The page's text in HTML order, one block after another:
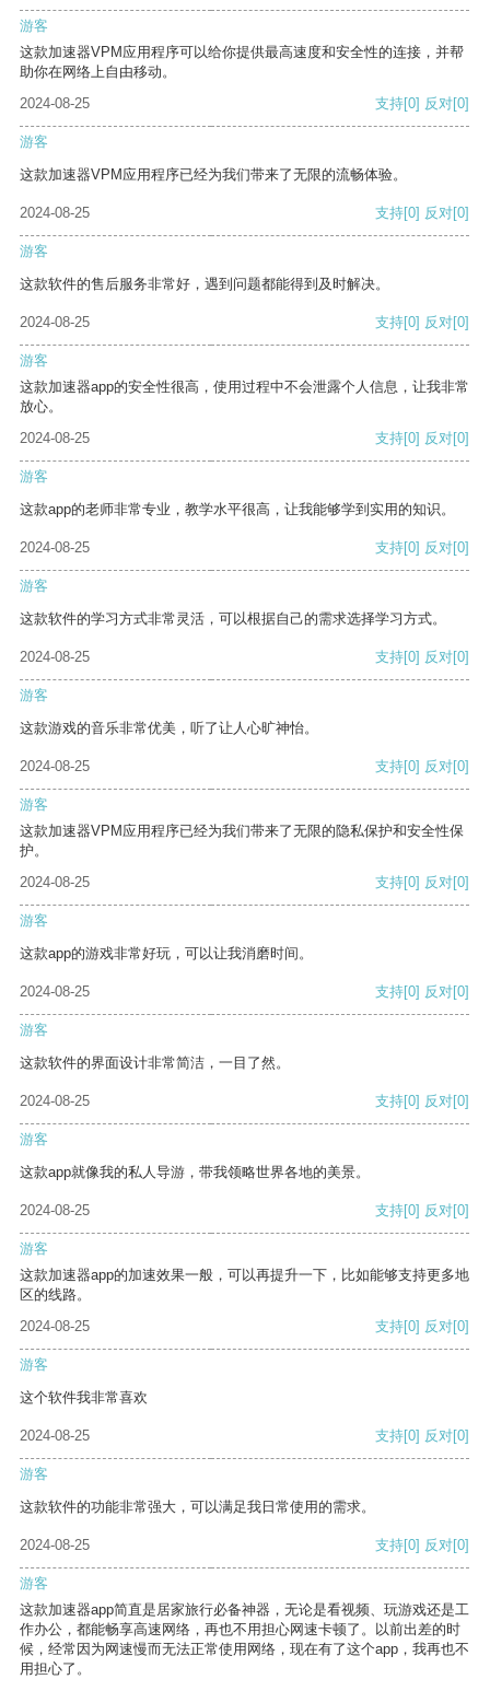
游客
这款加速器VPM应用程序可以给你提供最高速度和安全性的连接，并帮
助你在网络上自由移动。
2024-08-25
支持[0] 反对[0]
游客
这款加速器VPM应用程序已经为我们带来了无限的流畅体验。
2024-08-25 支持[0] 反对[0]
游客
这款软件的售后服务非常好，遇到问题都能得到及时解决。
2024-08-25 支持[0] 反对[0]
游客
这款加速器app的安全性很高，使用过程中不会泄露个人信息，让我非常
放心。
2024-08-25
支持[0] 反对[0]
游客
这款app的老师非常专业，教学水平很高，让我能够学到实用的知识。
2024-08-25 支持[0] 反对[0]
游客
这款软件的学习方式非常灵活，可以根据自己的需求选择学习方式。
2024-08-25 支持[0] 反对[0]
游客
这款游戏的音乐非常优美，听了让人心旷神怡。
2024-08-25 支持[0] 反对[0]
游客
这款加速器VPM应用程序已经为我们带来了无限的隐私保护和安全性保
护。
2024-08-25
支持[0] 反对[0]
游客
这款app的游戏非常好玩，可以让我消磨时间。
2024-08-25 支持[0] 反对[0]
游客
这款软件的界面设计非常简洁，一目了然。
2024-08-25 支持[0] 反对[0]
游客
这款app就像我的私人导游，带我领略世界各地的美景。
2024-08-25 支持[0] 反对[0]
游客
这款加速器app的加速效果一般，可以再提升一下，比如能够支持更多地
区的线路。
2024-08-25
支持[0] 反对[0]
游客
这个软件我非常喜欢
2024-08-25 支持[0] 反对[0]
游客
这款软件的功能非常强大，可以满足我日常使用的需求。
2024-08-25 支持[0] 反对[0]
游客
这款加速器app简直是居家旅行必备神器，无论是看视频、玩游戏还是工
作办公，都能畅享高速网络，再也不用担心网速卡顿了。以前出差的时
候，经常因为网速慢而无法正常使用网络，现在有了这个app，我再也不
用担心了。